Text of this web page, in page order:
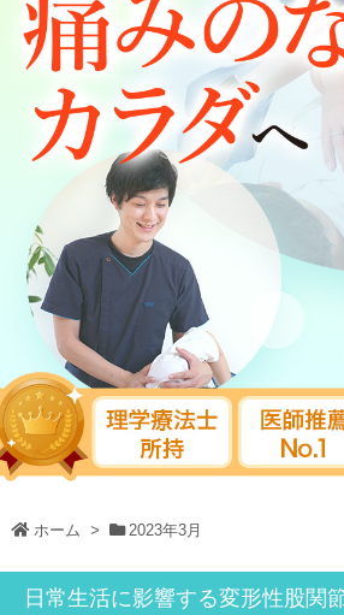
ホーム > 2023年3月
日常生活に影響する変形性股関